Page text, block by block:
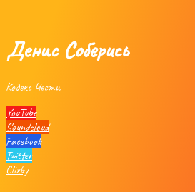
Денис Соберись
Кодекс Чести
YouTube
Soundcloud
Facebook
Twitter
Clixby